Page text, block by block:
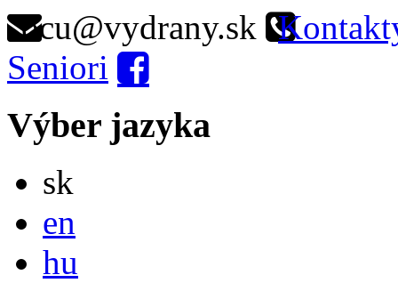
ocu@vydrany.sk
Seniori
Výber jazyka
sk
en
hu